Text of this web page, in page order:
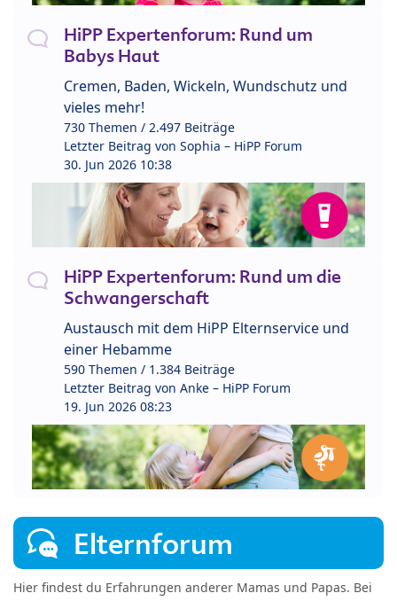
HiPP Expertenforum: Rund um
Babys Haut
Cremen, Baden, Wickeln, Wundschutz und
vieles mehr!
730 Themen / 2.497 Beiträge
Letzter Beitrag von Sophia – HiPP Forum
30. Jun 2026 10:38
HiPP Expertenforum: Rund um die
Schwangerschaft
Austausch mit dem HiPP Elternservice und
einer Hebamme
590 Themen / 1.384 Beiträge
Letzter Beitrag von Anke – HiPP Forum
19. Jun 2026 08:23
Elternforum
Hier findest du Erfahrungen anderer Mamas und Papas. Bei